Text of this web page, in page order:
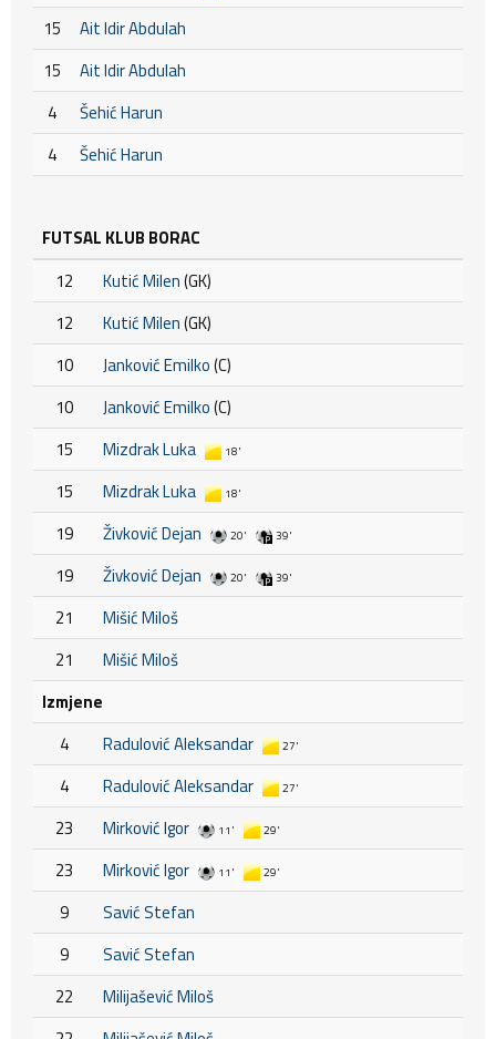
15
Ait Idir Abdulah
15
Ait Idir Abdulah
4
Šehić Harun
4
Šehić Harun
FUTSAL KLUB BORAC
12
Kutić Milen(GK)
12
Kutić Milen(GK)
10
Janković Emilko(C)
10
Janković Emilko(C)
15
Mizdrak Luka 18'
15 Mizdrak Luka 18'
19 Živković Dejan 20' 39'
19 Živković Dejan 20' 39'
21
Mišić Miloš
21
Mišić Miloš
Izmjene
4
Radulović Aleksandar 27'
4 Radulović Aleksandar 27'
23 Mirković Igor 11' 29'
23 Mirković Igor 11' 29'
9
Savić Stefan
9
Savić Stefan
22
Milijašević Miloš